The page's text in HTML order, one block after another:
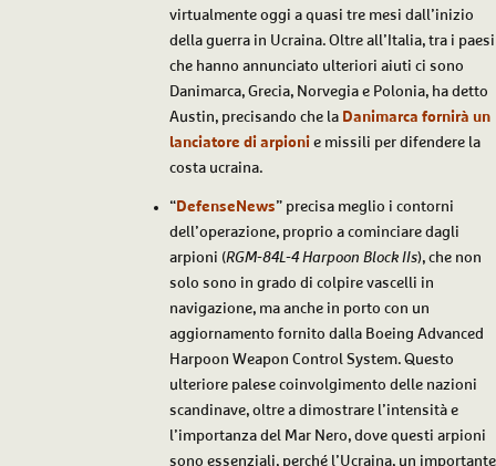
virtualmente oggi a quasi tre mesi dall’inizio
della guerra in Ucraina. Oltre all’Italia, tra i paesi
che hanno annunciato ulteriori aiuti ci sono
Danimarca, Grecia, Norvegia e Polonia, ha detto
Austin, precisando che la Danimarca fornirà un
lanciatore di arpioni e missili per difendere la
costa ucraina.
“ DefenseNews” precisa meglio i contorni
dell’operazione, proprio a cominciare dagli
arpioni (RGM-84L-4 Harpoon Block IIs), che non
solo sono in grado di colpire vascelli in
navigazione, ma anche in porto con un
aggiornamento fornito dalla Boeing Advanced
Harpoon Weapon Control System. Questo
ulteriore palese coinvolgimento delle nazioni
scandinave, oltre a dimostrare l’intensità e
l’importanza del Mar Nero, dove questi arpioni
sono essenziali, perché l’Ucraina, un importante